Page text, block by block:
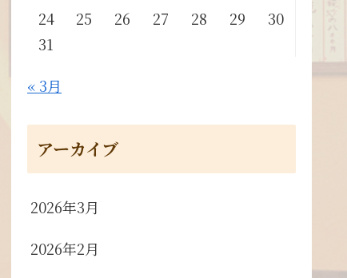
24
25 26 27 28 29
30
31
« 3月
アーカイブ
2026年3月
2026年2月